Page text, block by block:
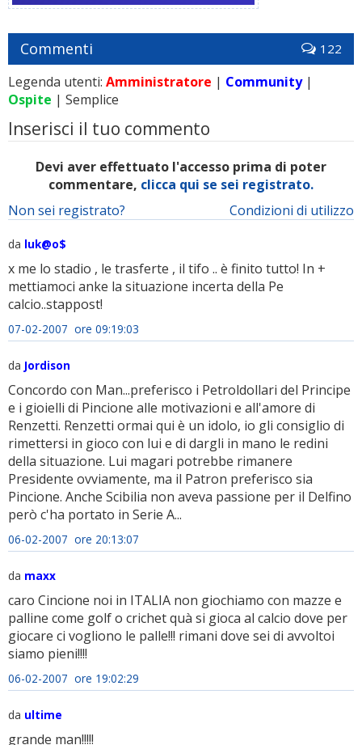
Commenti 122
Legenda utenti: Amministratore | Community|
Ospite | Semplice
Inserisci il tuo commento
Devi aver effettuato l'accesso prima di poter
commentare, clicca qui se sei registrato.
Condizioni di utilizzo
Non sei registrato?
da luk@o$
x me lo stadio , le trasferte , il tifo .. è finito tutto! In +
mettiamoci anke la situazione incerta della Pe
calcio..stappost!
07-02-2007 ore 09:19:03
da Jordison
Concordo con Man...preferisco i Petroldollari del Principe
e i gioielli di Pincione alle motivazioni e all'amore di
Renzetti. Renzetti ormai qui è un idolo, io gli consiglio di
rimettersi in gioco con lui e di dargli in mano le redini
della situazione. Lui magari potrebbe rimanere
Presidente ovviamente, ma il Patron preferisco sia
Pincione. Anche Scibilia non aveva passione per il Delfino
però c'ha portato in Serie A...
06-02-2007 ore 20:13:07
da maxx
caro Cincione noi in ITALIA non giochiamo con mazze e
palline come golf o crichet quà si gioca al calcio dove per
giocare ci vogliono le palle!!! rimani dove sei di avvoltoi
siamo pieni!!!!
06-02-2007 ore 19:02:29
da ultime
grande man!!!!!